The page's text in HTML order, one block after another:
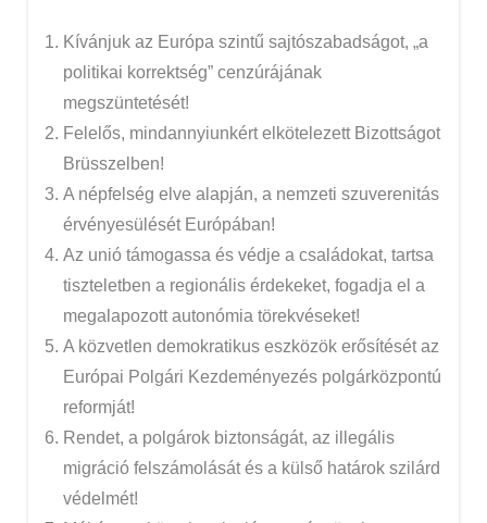
Kívánjuk az Európa szintű sajtószabadságot, „a
politikai korrektség” cenzúrájának
megszüntetését!
Felelős, mindannyiunkért elkötelezett Bizottságot
Brüsszelben!
A népfelség elve alapján, a nemzeti szuverenitás
érvényesülését Európában!
Az unió támogassa és védje a családokat, tartsa
tiszteletben a regionális érdekeket, fogadja el a
megalapozott autonómia törekvéseket!
A közvetlen demokratikus eszközök erősítését az
Európai Polgári Kezdeményezés polgárközpontú
reformját!
Rendet, a polgárok biztonságát, az illegális
migráció felszámolását és a külső határok szilárd
védelmét!